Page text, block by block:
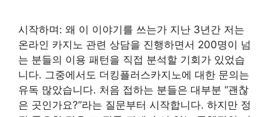
시작하며: 왜 이 이야기를 쓰는가 지난 3년간 저는
온라인 카지노 관련 상담을 진행하면서 200명이 넘
는 분들의 이용 패턴을 직접 분석할 기회가 있었습
니다. 그중에서도 더킹플러스카지노에 대한 문의는
유독 많았습니다. 처음 접하는 분들은 대부분 “괜찮
은 곳인가요?”라는 질문부터 시작합니다. 하지만 정